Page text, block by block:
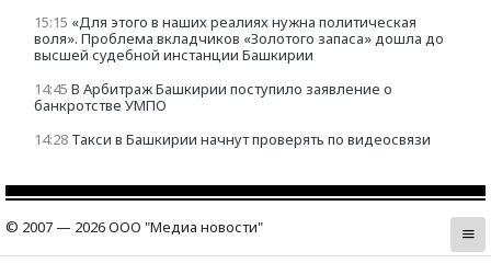
15:15 «Для этого в наших реалиях нужна политическая
воля». Проблема вкладчиков «Золотого запаса» дошла до
высшей судебной инстанции Башкирии
14:45 В Арбитраж Башкирии поступило заявление о
банкротстве УМПО
14:28 Такси в Башкирии начнут проверять по видеосвязи
© 2007 — 2026 ООО "Медиа новости"